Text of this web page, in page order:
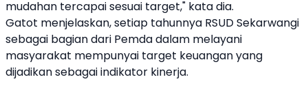
mudahan tercapai sesuai target," kata dia.
Gatot menjelaskan, setiap tahunnya RSUD Sekarwangi
sebagai bagian dari Pemda dalam melayani
masyarakat mempunyai target keuangan yang
dijadikan sebagai indikator kinerja.